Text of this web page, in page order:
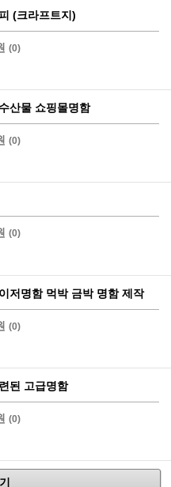
(크라프트지)
(0)
산물 쇼핑몰명함
(0)
(0)
저명함 먹박 금박 명함 제작
(0)
된 고급명함
(0)